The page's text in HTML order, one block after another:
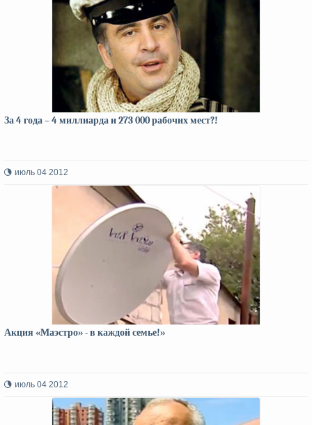
За 4 года – 4 миллиарда и 273 000 рабочих мест?!
июль 04 2012
Акция «Маэстро» - в каждой семье!»
июль 04 2012